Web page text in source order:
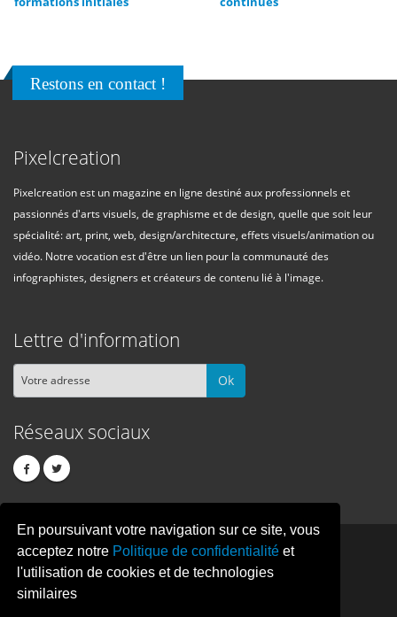
En poursuivant votre navigation sur ce site, vous
acceptez notre Politique de confidentialité et
l'utilisation de cookies et de technologies
similaires
Restons en contact !
Pixelcreation
Pixelcreation est un magazine en ligne destiné aux professionnels et
passionnés d'arts visuels, de graphisme et de design, quelle que soit leur
spécialité: art, print, web, design/architecture, effets visuels/animation ou
vidéo. Notre vocation est d'être un lien pour la communauté des
infographistes, designers et créateurs de contenu lié à l'image.
Lettre d'information
Ok
Réseaux sociaux
PIXELCREATION